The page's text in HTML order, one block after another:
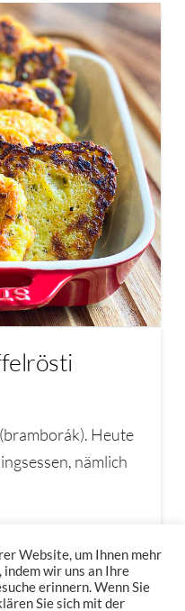
Heute
nämlich
REIBEKUCHEN
Website, um Ihnen mehr
wir uns an Ihre
erinnern. Wenn Sie
Sie sich mit der